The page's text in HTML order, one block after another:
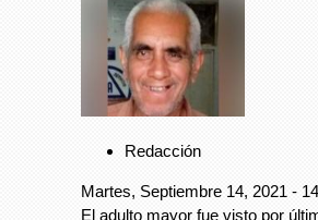
Redacción
Martes, Septiembre 14, 2021 -
El adulto mayor fue visto por